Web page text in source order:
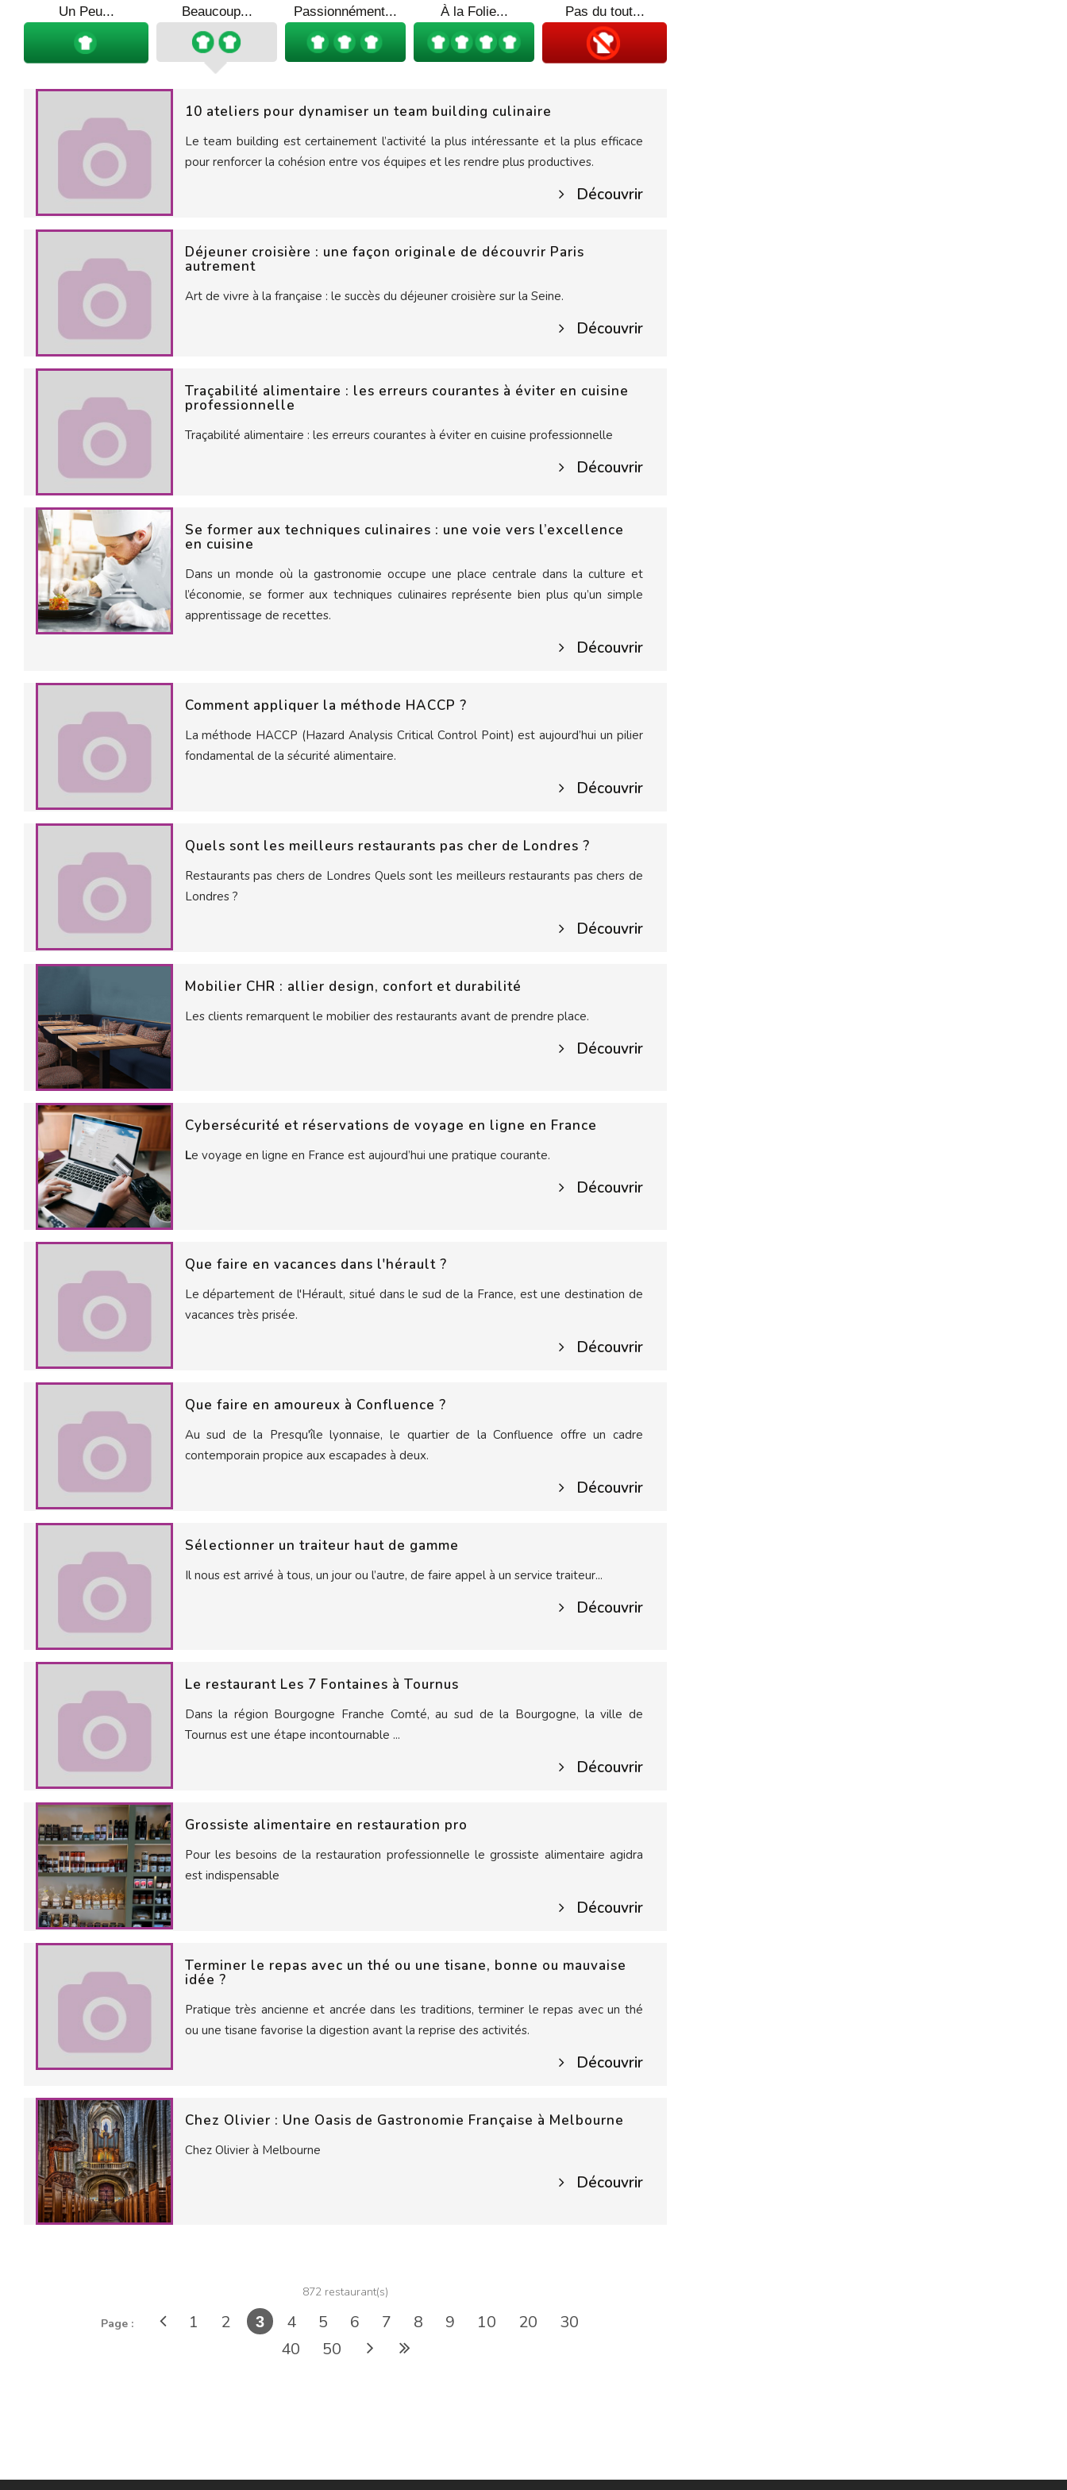
Un Peu... Beaucoup... Passionnément... À la Folie... Pas du tout...
10 ateliers pour dynamiser un team building culinaire
Le team building est certainement l’activité la plus intéressante et la plus efficace
pour renforcer la cohésion entre vos équipes et les rendre plus productives.
Découvrir
Déjeuner croisière : une façon originale de découvrir Paris
autrement
Art de vivre à la française : le succès du déjeuner croisière sur la Seine.
Découvrir
Traçabilité alimentaire : les erreurs courantes à éviter en cuisine
professionnelle
Traçabilité alimentaire : les erreurs courantes à éviter en cuisine professionnelle
Découvrir
Se former aux techniques culinaires : une voie vers l’excellence
en cuisine
Dans un monde où la gastronomie occupe une place centrale dans la culture et
l’économie, se former aux techniques culinaires représente bien plus qu’un simple
apprentissage de recettes.
Découvrir
Comment appliquer la méthode HACCP ?
La méthode HACCP (Hazard Analysis Critical Control Point) est aujourd’hui un pilier
fondamental de la sécurité alimentaire.
Découvrir
Quels sont les meilleurs restaurants pas cher de Londres ?
Restaurants pas chers de Londres Quels sont les meilleurs restaurants pas chers de
Londres ?
Découvrir
Mobilier CHR : allier design, confort et durabilité
Les clients remarquent le mobilier des restaurants avant de prendre place.
Découvrir
Cybersécurité et réservations de voyage en ligne en France
Le voyage en ligne en France est aujourd’hui une pratique courante.
Découvrir
Que faire en vacances dans l'hérault ?
Le département de l'Hérault, situé dans le sud de la France, est une destination de
vacances très prisée.
Découvrir
Que faire en amoureux à Confluence ?
Au sud de la Presqu'île lyonnaise, le quartier de la Confluence offre un cadre
contemporain propice aux escapades à deux.
Découvrir
Sélectionner un traiteur haut de gamme
Il nous est arrivé à tous, un jour ou l’autre, de faire appel à un service traiteur...
Découvrir
Le restaurant Les 7 Fontaines à Tournus
Dans la région Bourgogne Franche Comté, au sud de la Bourgogne, la ville de
Tournus est une étape incontournable ...
Découvrir
Grossiste alimentaire en restauration pro
Pour les besoins de la restauration professionnelle le grossiste alimentaire agidra
est indispensable
Découvrir
Terminer le repas avec un thé ou une tisane, bonne ou mauvaise
idée ?
Pratique très ancienne et ancrée dans les traditions, terminer le repas avec un thé
ou une tisane favorise la digestion avant la reprise des activités.
Découvrir
Chez Olivier : Une Oasis de Gastronomie Française à Melbourne
Chez Olivier à Melbourne
Découvrir
872 restaurant(s)
Page : 1 2 3 4 5 6 7 8 9 10 20
30
40
50